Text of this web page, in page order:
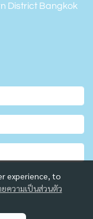
experience, to
ยความเป็นส่วนตัว
District Bangkok